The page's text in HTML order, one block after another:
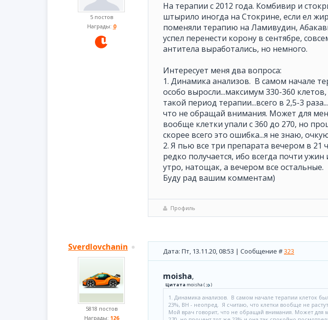
5 постов
Награды: 0
На терапии с 2012 года. Комбивир и
штырило иногда на Стокрине, если ел
поменяли терапию на Ламивудин,
успел перенести корону в сентябре,
антитела выработались, но немного.
Интересует меня два вопроса:
1. Динамика анализов. В самом начале
особо выросли...максимум 330-360
такой период терапии...всего в 2,5-3
что не обращай внимания. Может для
вообще клетки упали с 360 до 270, но
скорее всего это ошибка...я не знаю,
2. Я пью все три препарата вечером в
редко получается, ибо всегда почти
утро, натощак, а вечером все остальные.
Буду рад вашим комментам)
Профиль
Sverdlovchanin
5818 постов
Награды: 126
Дата: Пт, 13.11.20, 08:53 | Сообщение #323
moisha,
Цитата moisha ( )
1. Динамика анализов. В самом начале терапии клеток
23%, ВН - неопред. Я считаю, что клетки вообще не
Мой врач говорит, что не обращай внимания. Может для